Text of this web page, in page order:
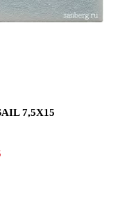
7,5X15